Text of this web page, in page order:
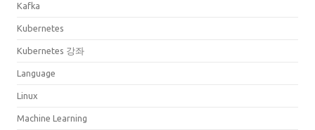
Kafka
Kubernetes
Kubernetes 강좌
Language
Linux
Machine Learning